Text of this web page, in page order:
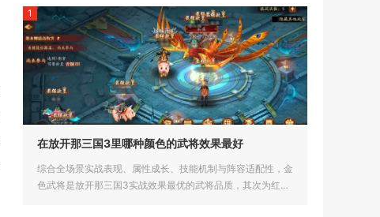
1
在放开那三国3里哪种颜色的武将效果最好
综合全场景实战表现、属性成长、技能机制与阵容适配性，金
色武将是放开那三国3实战效果最优的武将品质，其次为红